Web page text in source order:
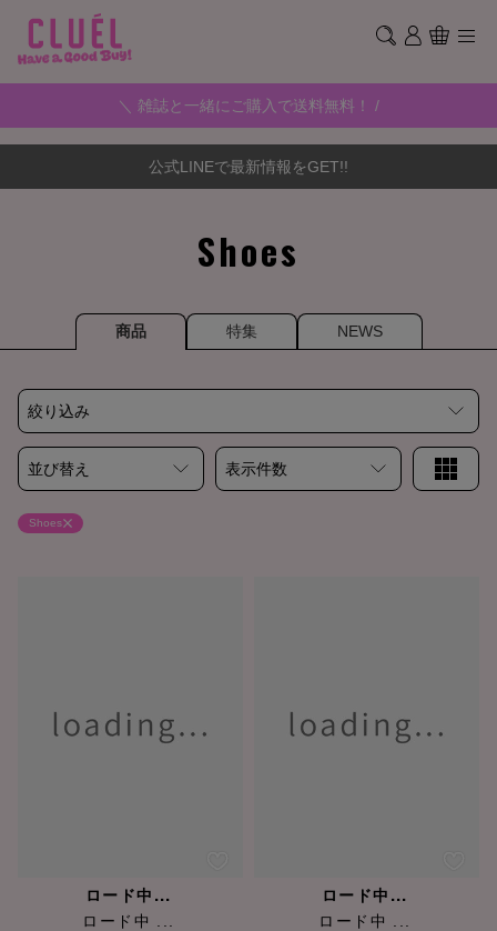
＼ 雑誌と一緒にご購入で送料無料！ /
公式LINEで最新情報をGET!!
Shoes
商品 特集 NEWS
絞り込み
並び替え 表示件数
Shoes
ロード中...
ロード中 ...
ロード中...
ロード中 ...